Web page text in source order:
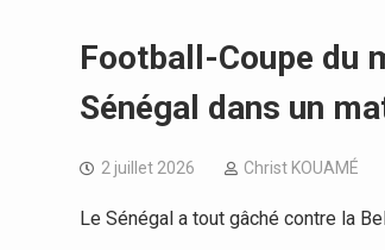
Football-Coupe du
Sénégal dans un
2 juillet 2026 Christ KOUAMÉ
Le Sénégal a tout gâché contre la